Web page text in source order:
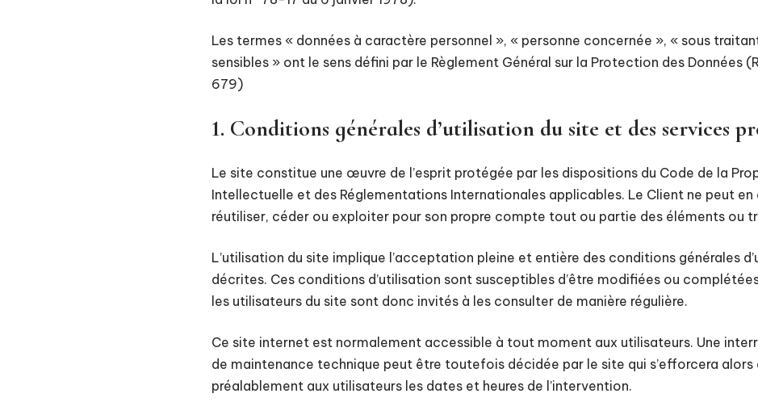
Les termes « données à caractère personnel », « personne concernée », « sous
sensibles » ont le sens défini par le Règlement Général sur la Protection des Données
679)
1. Conditions générales d’utilisation du site et des services
Le site constitue une œuvre de l’esprit protégée par les dispositions du Code de la
Intellectuelle et des Réglementations Internationales applicables. Le Client ne peut en
réutiliser, céder ou exploiter pour son propre compte tout ou partie des éléments ou
L’utilisation du site implique l’acceptation pleine et entière des conditions générales
décrites. Ces conditions d’utilisation sont susceptibles d’être modifiées ou
les utilisateurs du site sont donc invités à les consulter de manière régulière.
Ce site internet est normalement accessible à tout moment aux utilisateurs. Une
de maintenance technique peut être toutefois décidée par le site qui s’efforcera alors
préalablement aux utilisateurs les dates et heures de l’intervention.